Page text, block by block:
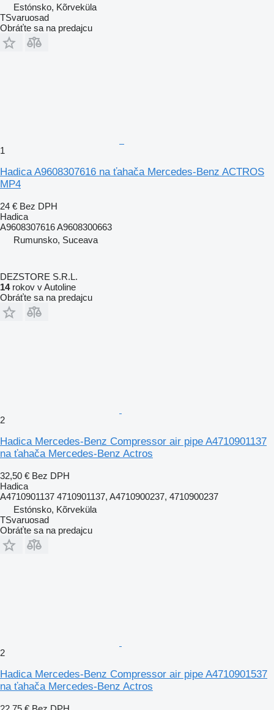
Estónsko, Kõrveküla
TSvaruosad
Obráťte sa na predajcu
1
Hadica A9608307616 na ťahača Mercedes-Benz ACTROS
MP4
24 € Bez DPH
Hadica
A9608307616 A9608300663
Rumunsko, Suceava
DEZSTORE S.R.L.
14rokov v Autoline
Obráťte sa na predajcu
2
Hadica Mercedes-Benz Compressor air pipe A4710901137
na ťahača Mercedes-Benz Actros
32,50 € Bez DPH
Hadica
A4710901137 4710901137, A4710900237, 4710900237
Estónsko, Kõrveküla
TSvaruosad
Obráťte sa na predajcu
2
Hadica Mercedes-Benz Compressor air pipe A4710901537
na ťahača Mercedes-Benz Actros